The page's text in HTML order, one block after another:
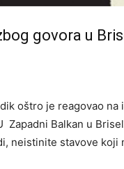
govora u
oštro je reagovao
Zapadni Balkan u
neistinite stavove